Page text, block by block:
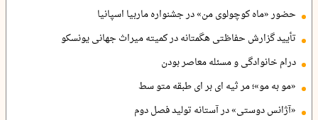
حضور «ماه کوچولوی من» در جشنواره ماربیا اسپانیا
تأیید گزارش حفاظتی هگمتانه در کمیته میراث جهانی یونسکو
درام خانوادگی و مسئله معاصر بودن
«مو به مو»؛ مر ثیه ای بر ای طبقه متو سط
«آژانس دوستی» در آستانه تولید فصل دوم